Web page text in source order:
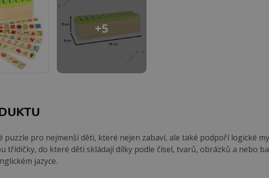
+5
puzzle pro nejmenší děti, které nejen zabaví, ale také podpoří logické
třídičky, do které děti skládají dílky podle čísel, tvarů, obrázků a nebo
jazyce.